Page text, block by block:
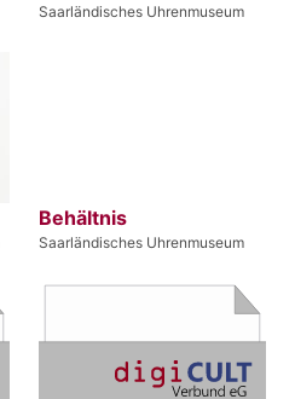
Saarländisches Uhrenmuseum
Behältnis
Saarländisches Uhrenmuseum